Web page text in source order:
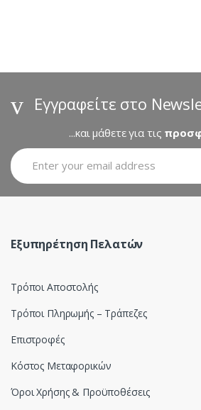
d
Εγγραφείτε στο
...και μάθετε για τις
Εξυπηρέτηση Πελατών
Τρόποι Αποστολής
Τρόποι Πληρωμής – Τράπεζες
Επιστροφές
Κόστος Μεταφορικών
Όροι Χρήσης & Προϋποθέσεις